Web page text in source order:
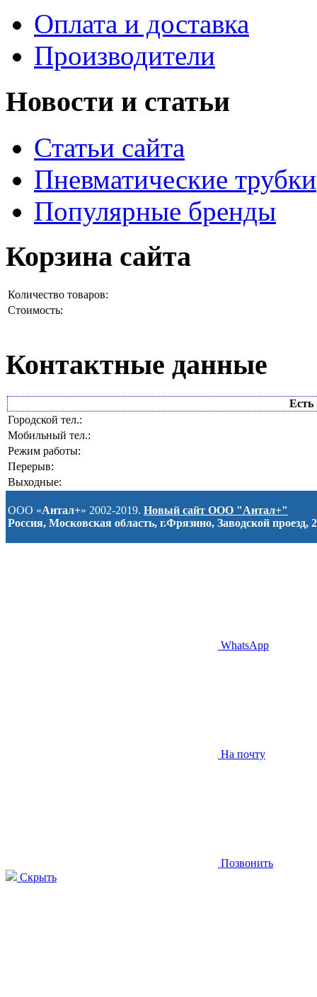
Оплата и доставка
Производители
Новости и статьи
Статьи сайта
Пневматические трубки
Популярные бренды
Корзина сайта
Количество товаров:
Стоимость:
Контактные данные
Есть
Городской тел.:
Мобильный тел.:
Режим работы:
Перерыв:
Выходные:
ООО «Антал+» 2002-2019. Новый сайт ООО "Антал+"
Россия, Московская область, г.Фрязино, Заводской проезд, 2
WhatsApp
На почту
Позвонить
Скрыть